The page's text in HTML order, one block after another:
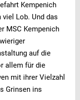
Kempenich
Lob. Und das
MSC Kempenich
auf die
allem für die
mit ihrer Vielzahl
Grinsen ins